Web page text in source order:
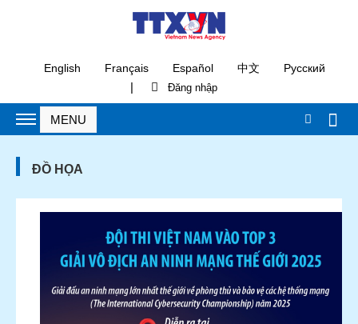
English Français Español 中文 Русский
|
ĐỒ HỌA